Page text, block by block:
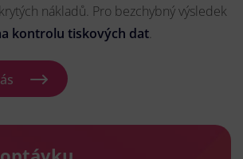
nákladů. Pro bezchybný výsledek
kontrolu tiskových dat.